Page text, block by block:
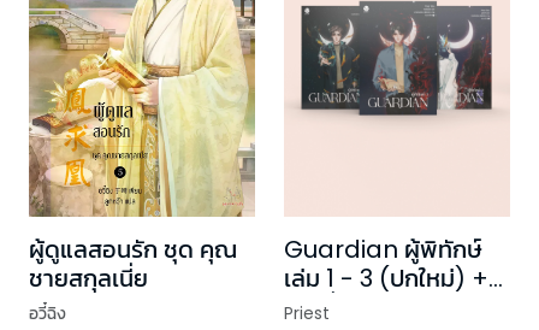
ผู้ดูแลสอนรัก ชุด คุณ
ชายสกุลเนี่ย
อวี๋ฉิง
Guardian ผู้พิทักษ์
เล่ม 1 - 3 (ปกใหม่) +
พรีเมี่ยม
Priest